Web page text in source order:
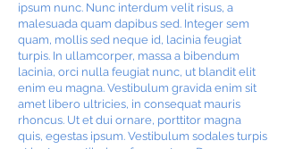
ipsum nunc. Nunc interdum velit risus, a
malesuada quam dapibus sed. Integer sem
quam, mollis sed neque id, lacinia feugiat
turpis. In ullamcorper, massa a bibendum
lacinia, orci nulla feugiat nunc, ut blandit elit
enim eu magna. Vestibulum gravida enim sit
amet libero ultricies, in consequat mauris
rhoncus. Ut et dui ornare, porttitor magna
quis, egestas ipsum. Vestibulum sodales turpis